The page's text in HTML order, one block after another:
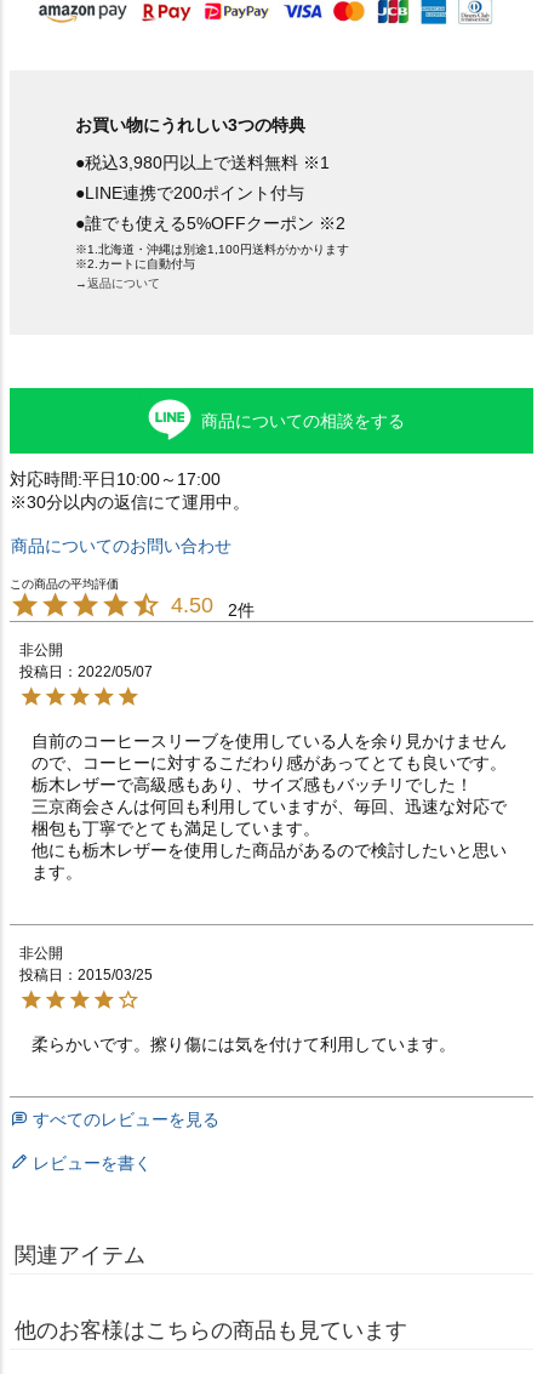
お買い物にうれしい3つの特典
●税込3,980円以上で送料無料 ※1
●LINE連携で200ポイント付与
●誰でも使える5%OFFクーポン ※2
※1.北海道・沖縄は別途1,100円送料がかかります
※2.カートに自動付与
→返品について
商品についての相談をする
対応時間:平日10:00～17:00
※30分以内の返信にて運用中。
商品についてのお問い合わせ
4.50 2
非公開
投稿日
2022/05/07
自前のコーヒースリーブを使用している人を余り見かけません
ので、コーヒーに対するこだわり感があってとても良いです。
栃木レザーで高級感もあり、サイズ感もバッチリでした！
三京商会さんは何回も利用していますが、毎回、迅速な対応で
梱包も丁寧でとても満足しています。
他にも栃木レザーを使用した商品があるので検討したいと思い
ます。
非公開
投稿日
2015/03/25
柔らかいです。擦り傷には気を付けて利用しています。
すべてのレビューを見る
レビューを書く
関連アイテム
他のお客様はこちらの商品も見ています